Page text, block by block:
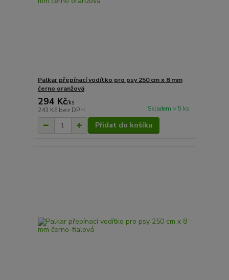
Palkar přepínací vodítko pro psy 250 cm x 8 mm
černo oranžová
294 Kč/ks
243 Kč bez DPH Skladem > 5 ks
Přidat do košíku